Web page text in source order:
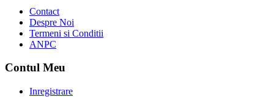
Contact
Despre Noi
Termeni si Conditii
ANPC
Contul Meu
Inregistrare